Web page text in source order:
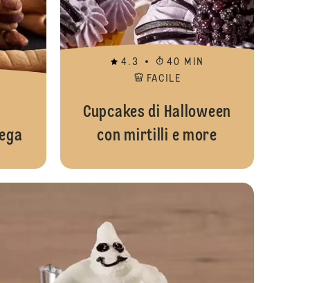
4.3
40 MIN
FACILE
Cupcakes di Halloween
con mirtilli e more